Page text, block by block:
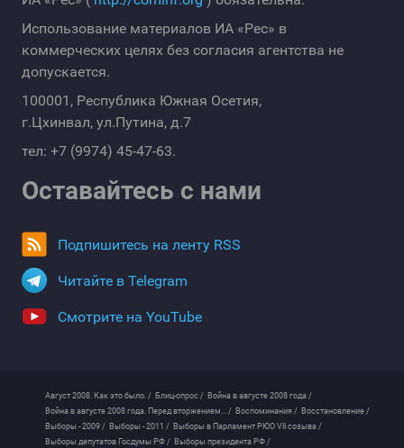
Использование материалов ИА «Рес» в
коммерческих целях без согласия агентства не
допускается.
100001, Республика Южная Осетия,
г.Цхинвал, ул.Путина, д.7
тел: +7 (9974) 45-47-63.
Оставайтесь с нами
Подпишитесь на ленту RSS
Читайте в Telegram
Смотрите на YouTube
Август 2008. Как это было. / Блиц-опрос / Война в августе 2008 года /
Война в августе 2008 года. Перед вторжением... / Воспоминания / Восстановление /
Выборы - 2009 / Выборы - 2011 / Выборы в Парламент РЮО VII созыва /
Выборы депутатов Госдумы РФ / Выборы президента РФ /